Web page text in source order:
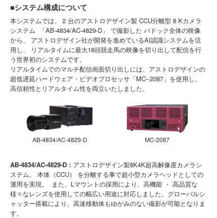
■システム構成について
本システムでは、 2 台のアストロデザイン製 CCU分離型 8 Kカメラ
システム 「AB-4834/AC-4829-D」 で撮影した パドック全体の映像
から、 アストロデザイン社が開発を進めているAI認識システムを活
用し、 リアルタイムに最大18頭競走馬の映像を切り出して配信を行
う世界初のシステムです。
リアルタイムでのマルチ配信画面切り出しには、アストロデザインの
超低遅延ハードウェア・ビデオプロセッサ「MC−2087」を使用し、
高信頼性とリアルタイム性を両立いたしました。
AB-4834/AC-4829-D MC-2087
AB-4834/AC-4829-D： アストロデザイン製8K4K超高解像度カメラシ
ステム。 本体（CCU） を分離する事で超小型カメラヘッドとしての
運用を実現。 また、Lマウントの採用により、高機能 ・ 高品質な
様々なレンズを使用しての幅広い用途に対応しました。グローバルシ
ャッター搭載により、高速移動体もゆがみのない撮影が可能となりま
す。